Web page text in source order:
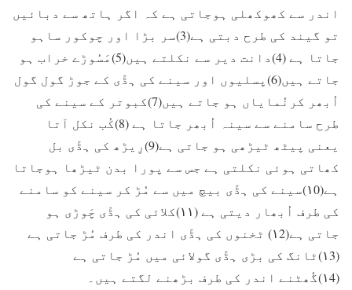
اندر سے کھوکھلی ہوجاتی ہے کہ اگر ہاتھ سے دبائیں
تو گیند کی طرح دبتی ہے(3)سر بڑا اور چوکور ساہو
جاتا ہے (4)دانت دیر سے نکلتے ہیں(5)مَسُوڑے خراب ہو
جاتے ہیں(6)پسلیوں اور سینے کی ہڈّی کے جوڑ گول گول
اُبھر کرنُمایاں ہو جاتے ہیں(7)کبوتر کے سینے کی
طرح سامنے سے سینہ اُبھر جاتا ہے (8)کُب نکل آتا
یعنی پیٹھ ٹیڑھی ہو جاتی ہے(9)رِیڑھ کی ہڈّی بل
کھاتی ہوئی نکلتی ہے جس سے پورا بدن ٹیڑھا ہوجاتا
ہے(۱0)سینے کی ہڈّی بیچ میں سے مُڑ کر سینے کو سامنے
کی طرف اُبھار دیتی ہے (۱۱)کلائی کی ہڈّی چَوڑی ہو
جاتی ہے(۱2) ٹخنوں کی ہڈّی اندر کی طرف مُڑ جاتی ہے
(۱3)ٹانگ کی بڑی ہڈّی گولائی میں مُڑ جاتی ہے
(۱4)گُھٹنے اندر کی طرف بڑھنے لگتے ہیں۔